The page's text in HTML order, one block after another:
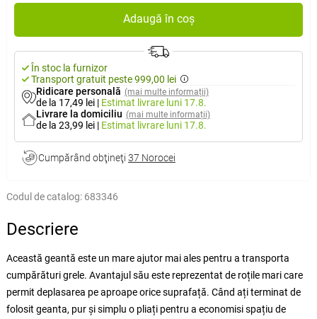
Adaugă în coș
În stoc la furnizor
Transport gratuit peste 999,00 lei
Ridicare personală (mai multe informații)
de la 17,49 lei | Estimat livrare luni 17.8.
Livrare la domiciliu (mai multe informații)
de la 23,99 lei | Estimat livrare luni 17.8.
Cumpărând obţineţi 37 Norocei
Codul de catalog: 683346
Descriere
Această geantă este un mare ajutor mai ales pentru a transporta
cumpărături grele. Avantajul său este reprezentat de roțile mari care
permit deplasarea pe aproape orice suprafață. Când ați terminat de
folosit geanta, pur și simplu o pliați pentru a economisi spațiu de